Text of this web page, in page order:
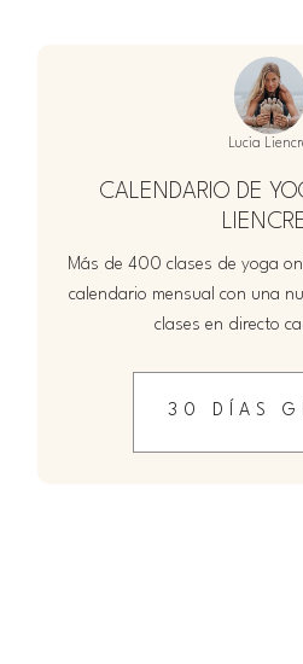
Lucia
CALENDARIO DE
Más de 400 clases de yoga
calendario mensual con una
clases en directo
30 DÍAS